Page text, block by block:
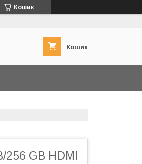
Кошик
Кошик
256 GB HDMI